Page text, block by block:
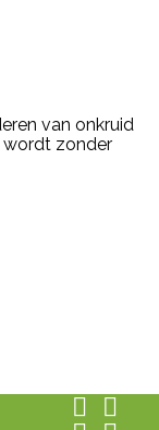
van onkruid
wordt zonder
 